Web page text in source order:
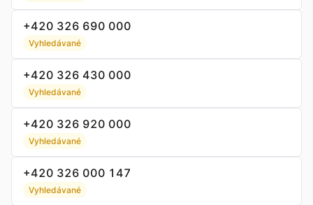
+420 326 690 000
Vyhledávané
+420 326 430 000
Vyhledávané
+420 326 920 000
Vyhledávané
+420 326 000 147
Vyhledávané